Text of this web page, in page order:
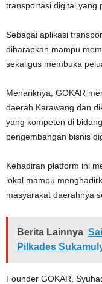
transportasi digital yang
Sebagai aplikasi
diharapkan mampu
sekaligus membuka
Menariknya, GOKAR
daerah Karawang dan
yang kompeten di
pengembangan bisnis
Kehadiran platform ini
lokal mampu
masyarakat daerahnya
Berita Lainnya
Pilkades
Founder GOKAR,